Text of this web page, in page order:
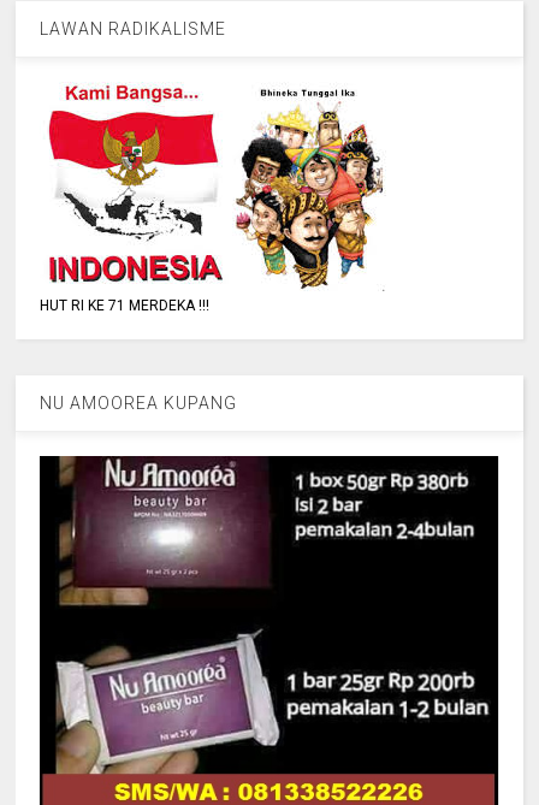
LAWAN RADIKALISME
HUT RI KE 71 MERDEKA !!!
NU AMOOREA KUPANG